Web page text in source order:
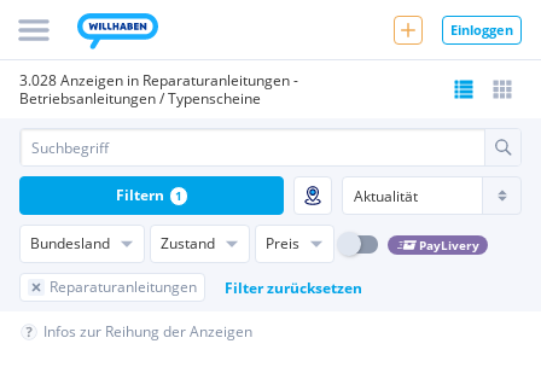
Einloggen
3.028 Anzeigen in Reparaturanleitungen -
Betriebsanleitungen / Typenscheine
Bundesland Zustand Preis PayLivery
Reparaturanleitungen Filter zurücksetzen
Filtern 1
Infos zur Reihung der Anzeigen